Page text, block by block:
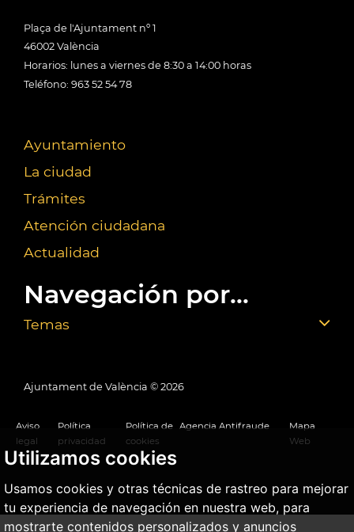
Utilizamos cookies
Usamos cookies y otras técnicas de rastreo para mejorar
tu experiencia de navegación en nuestra web, para
mostrarte contenidos personalizados y anuncios
Plaça de l'Ajuntament nº 1
46002 València
Horarios: lunes a viernes de 8:30 a 14:00 horas
Teléfono: 963 52 54 78
Ayuntamiento
La ciudad
Trámites
Atención ciudadana
Actualidad
Navegación por...
Temas
Ajuntament de València © 2026
Aviso
legal
Política
privacidad
Política de
cookies
Agencia Antifraude
Mapa
Web